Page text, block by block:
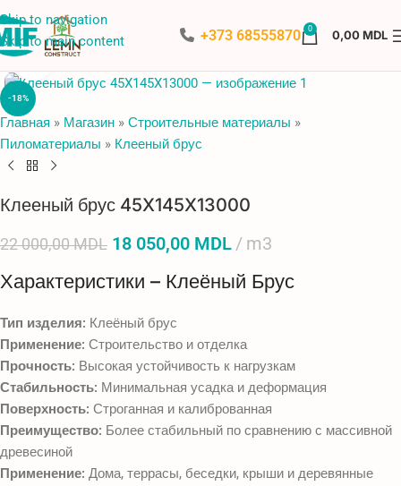
Skip to navigation
Skip to main content
+373 68555870 0 0,00MDL
-18%
Нажмите, чтобы увеличить
Главная » Магазин » Строительные материалы »
Пиломатериалы » Клееный брус
Клееный брус 45X145X13000
22 000,00MDL 18 050,00 MDL m3
Характеристики – Клеёный Брус
Тип изделия: Клеёный брус
Применение: Строительство и отделка
Прочность: Высокая устойчивость к нагрузкам
Стабильность: Минимальная усадка и деформация
Поверхность: Строганная и калиброванная
Преимущество: Более стабильный по сравнению с массивной
древесиной
Применение: Дома, террасы, беседки, крыши и деревянные